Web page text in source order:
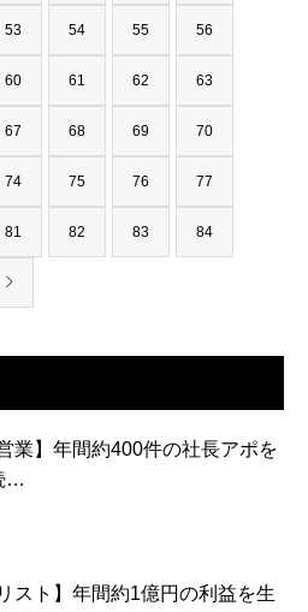
53 54 55 56
60 61 62 63
67 68 69 70
74 75 76 77
81 82 83 84
業】年間約400件の社長アポを
…
スト】年間約1億円の利益を生